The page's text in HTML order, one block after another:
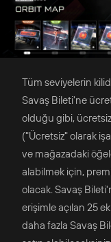
Tüm seviyelerin
Savaş Bileti'ne
olduğu gibi,
("Ücretsiz" olarak
ve mağazadaki
alabilmek için,
olacak. Savaş
erişimle açılan 25
daha fazla Savaş